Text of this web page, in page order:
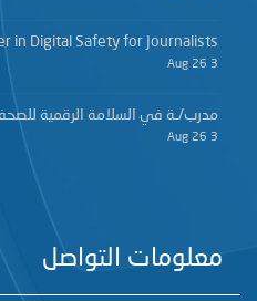
in Digital Safety for Journalists
3 Aug 26
مدرب/ـة في السلامة الرقمية
3 Aug 26
معلومات التواصل